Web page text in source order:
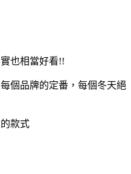
也相當好看!!
個品牌的定番，每個冬天絕
款式